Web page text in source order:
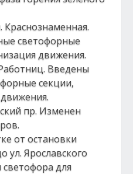
Краснознаменная.
светофорные
движения.
Введены
секции,
пр. Изменен
от остановки
ул. Ярославского
для